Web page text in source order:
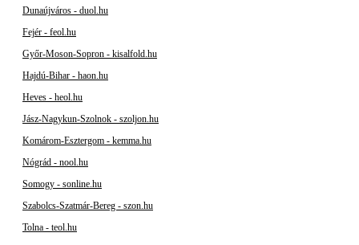
Dunaújváros - duol.hu
Fejér - feol.hu
Győr-Moson-Sopron - kisalfold.hu
Hajdú-Bihar - haon.hu
Heves - heol.hu
Jász-Nagykun-Szolnok - szoljon.hu
Komárom-Esztergom - kemma.hu
Nógrád - nool.hu
Somogy - sonline.hu
Szabolcs-Szatmár-Bereg - szon.hu
Tolna - teol.hu